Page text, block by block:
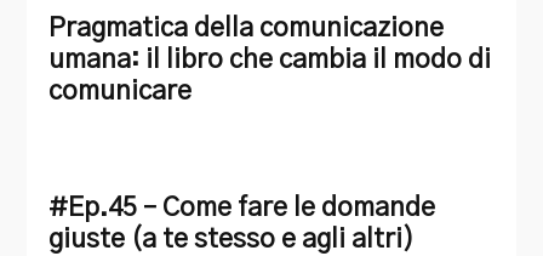
Pragmatica della comunicazione
umana: il libro che cambia il modo di
comunicare
#Ep.45 – Come fare le domande
giuste (a te stesso e agli altri)